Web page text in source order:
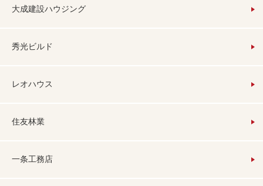
大成建設ハウジング
秀光ビルド
レオハウス
住友林業
一条工務店